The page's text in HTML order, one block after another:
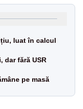
luat în calcul
dar fără USR
pe masă